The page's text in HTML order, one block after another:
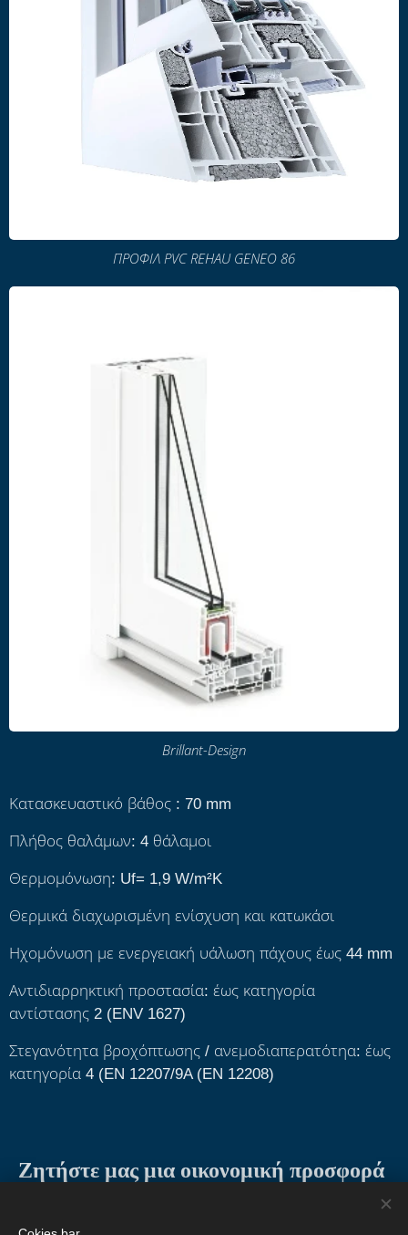
ΠΡΟΦΙΛ PVC REHAU GENEO 86
Brillant-Design
Κατασκευαστικό βάθος : 70 mm
Πλήθος θαλάμων: 4 θάλαμοι
Θερμομόνωση: Uf= 1,9 W/m²K
Θερμικά διαχωρισμένη ενίσχυση και κατωκάσι
Ηχομόνωση με ενεργειακή υάλωση πάχους έως 44 mm
Αντιδιαρρηκτική προστασία: έως κατηγορία
αντίστασης 2 (ENV 1627)
Στεγανότητα βροχόπτωσης / ανεμοδιαπερατότηα: έως
κατηγορία 4 (EN 12207/9A (EN 12208)
Ζητήστε μας μια οικονομική προσφορά